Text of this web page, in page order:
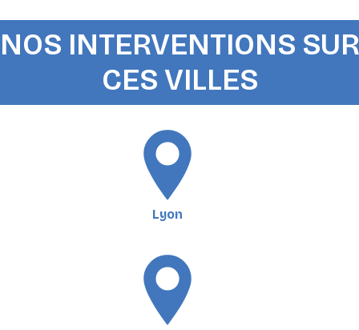
NOS INTERVENTIONS SUR
CES VILLES
Lyon